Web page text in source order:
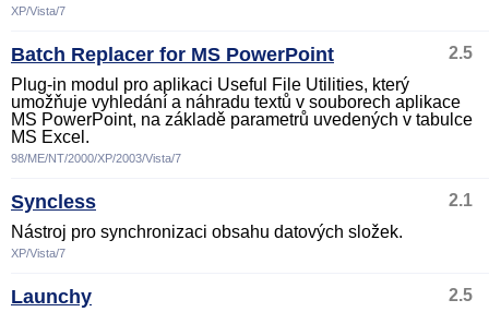
XP/Vista/7
Batch Replacer for MS PowerPoint
2.5
Plug-in modul pro aplikaci Useful File Utilities, který
umožňuje vyhledání a náhradu textů v souborech aplikace
MS PowerPoint, na základě parametrů uvedených v tabulce
MS Excel.
98/ME/NT/2000/XP/2003/Vista/7
Syncless
2.1
Nástroj pro synchronizaci obsahu datových složek.
XP/Vista/7
Launchy
2.5